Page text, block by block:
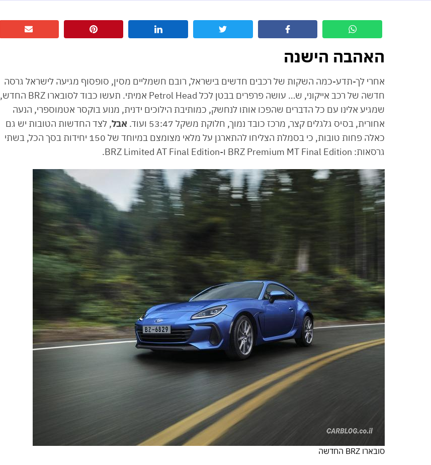
האהבה הישנה
אחרי לך-תדע-כמה השקות של רכבים חדשים בישראל, רובם חשמליים מסין, סופסוף מגיעה לישראל גרסה
חדשה של רכב אייקוני, ש… עושה פרפרים בבטן לכל Petrol Head אמיתי. תעשו כבוד לסובארו BRZ החדש,
שמגיע אלינו עם כל הדברים שהפכו אותו לנחשק, כמותיבת הילוכים ידנית, מנוע בוקסר אטמוספרי, הנעה
אחורית, בסיס גלגלים קצר, מרכז כובד נמוך, חלוקת משקל 53:47 ועוד.
אבל, לצד החדשות הטובות יש גם
כאלה פחות טובות, כי בסמלת הצליחו להתארגן על מלאי מצומצם במיוחד של 150 יחידות בסך הכל, בשתי
גרסאות: BRZ Premium MT Final Edition ו-BRZ Limited AT Final Edition.
סובארו BRZ החדשה